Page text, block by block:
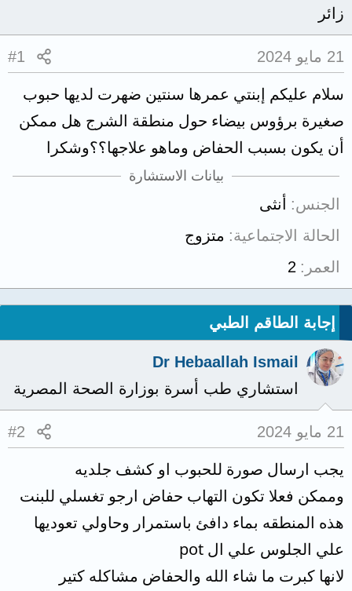
زائر
21 مايو 2024 #1
سلام عليكم إبنتي عمرها سنتين ضهرت لديها حبوب
صغيرة برؤوس بيضاء حول منطقة الشرج هل ممكن
أن يكون بسبب الحفاض وماهو علاجها؟؟وشكرا
بيانات الاستشارة
الجنس
أنثى
الحالة الاجتماعية
متزوج
العمر
2
إجابة الطاقم الطبي
Dr Hebaallah Ismail
استشاري طب أسرة بوزارة الصحة المصرية
21 مايو 2024 #2
يجب ارسال صورة للحبوب او كشف جلديه
وممكن فعلا تكون التهاب حفاض ارجو تغسلي للبنت
هذه المنطقه بماء دافئ باستمرار وحاولي تعوديها
علي الجلوس علي ال pot
لانها كبرت ما شاء الله والحفاض مشاكله كتير